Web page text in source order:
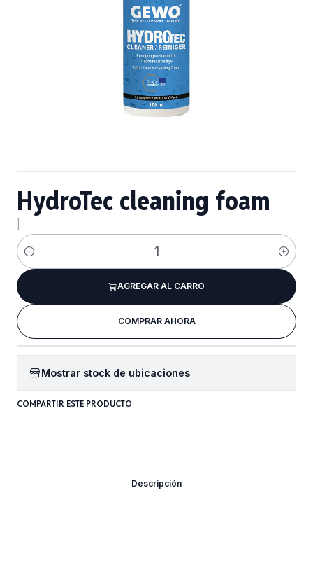
HydroTec cleaning foam
Cantidad
AGREGAR AL CARRO
COMPRAR AHORA
Mostrar stock de ubicaciones
COMPARTIR ESTE PRODUCTO
Descripción